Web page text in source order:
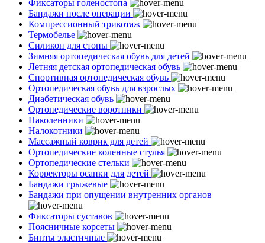
Фиксаторы голеностопа
Бандажи после операции
Компрессионный трикотаж
Термобелье
Силикон для стопы
Зимняя ортопедическая обувь для детей
Летняя детская ортопедическая обувь
Спортивная ортопедическая обувь
Ортопедическая обувь для взрослых
Диабетическая обувь
Ортопедические воротники
Наколенники
Налокотники
Массажный коврик для детей
Ортопедические коленные стулья
Ортопедические стельки
Корректоры осанки для детей
Бандажи грыжевые
Бандажи при опущении внутренних органов
Фиксаторы суставов
Поясничные корсеты
Бинты эластичные